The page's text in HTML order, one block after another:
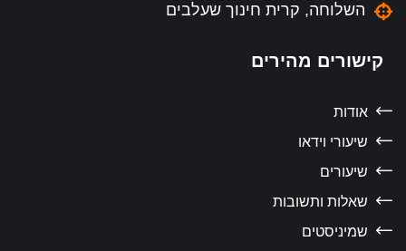
השלוחה, קרית חינוך שעלבים
קישורים מהירים
אודות
שיעורי וידאו
שיעורים
שאלות ותשובות
שמיניסטים